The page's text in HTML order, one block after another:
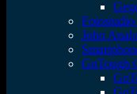
Jobo
GoTough